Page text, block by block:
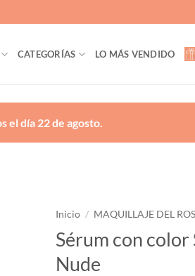
CATEGORÍAS LO MÁS VENDIDO
el día 22 de agosto.
Inicio / MAQUILLAJE DEL
Sérum con color
Nude